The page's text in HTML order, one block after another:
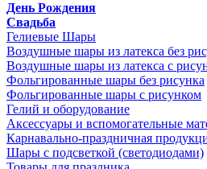
День Рождения
Свадьба
Гелиевые Шары
Воздушные шары из латекса без
Воздушные шары из латекса с
Фольгированные шары без рисунка
Фольгированные шары с рисунком
Гелий и оборудование
Аксессуары и вспомогательные
Карнавально-праздничная
Шары с подсветкой (светодиодами)